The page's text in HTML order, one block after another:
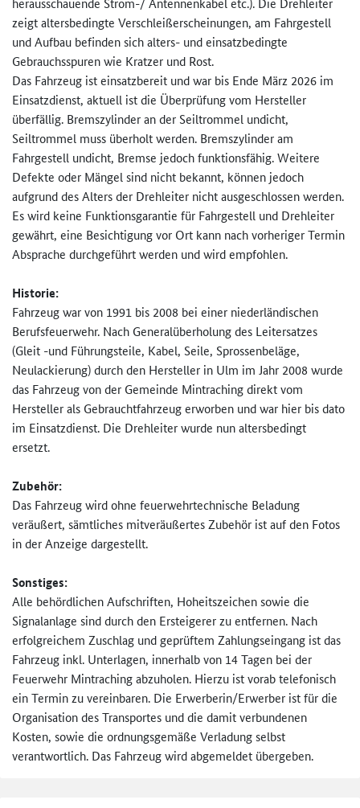
zeigt altersbedingte Verschleißerscheinungen, am Fahrgestell
und Aufbau befinden sich alters- und einsatzbedingte
Gebrauchsspuren wie Kratzer und Rost.
Das Fahrzeug ist einsatzbereit und war bis Ende März 2026 im
Einsatzdienst, aktuell ist die Überprüfung vom Hersteller
überfällig. Bremszylinder an der Seiltrommel undicht,
Seiltrommel muss überholt werden. Bremszylinder am
Fahrgestell undicht, Bremse jedoch funktionsfähig. Weitere
Defekte oder Mängel sind nicht bekannt, können jedoch
aufgrund des Alters der Drehleiter nicht ausgeschlossen werden.
Es wird keine Funktionsgarantie für Fahrgestell und Drehleiter
gewährt, eine Besichtigung vor Ort kann nach vorheriger Termin
Absprache durchgeführt werden und wird empfohlen.
Historie:
Fahrzeug war von 1991 bis 2008 bei einer niederländischen
Berufsfeuerwehr. Nach Generalüberholung des Leitersatzes
(Gleit -und Führungsteile, Kabel, Seile, Sprossenbeläge,
Neulackierung) durch den Hersteller in Ulm im Jahr 2008 wurde
das Fahrzeug von der Gemeinde Mintraching direkt vom
Hersteller als Gebrauchtfahrzeug erworben und war hier bis dato
im Einsatzdienst. Die Drehleiter wurde nun altersbedingt
ersetzt.
Zubehör:
Das Fahrzeug wird ohne feuerwehrtechnische Beladung
veräußert, sämtliches mitveräußertes Zubehör ist auf den Fotos
in der Anzeige dargestellt.
Sonstiges:
Alle behördlichen Aufschriften, Hoheitszeichen sowie die
Signalanlage sind durch den Ersteigerer zu entfernen. Nach
erfolgreichem Zuschlag und geprüftem Zahlungseingang ist das
Fahrzeug inkl. Unterlagen, innerhalb von 14 Tagen bei der
Feuerwehr Mintraching abzuholen. Hierzu ist vorab telefonisch
ein Termin zu vereinbaren. Die Erwerberin/Erwerber ist für die
Organisation des Transportes und die damit verbundenen
Kosten, sowie die ordnungsgemäße Verladung selbst
verantwortlich. Das Fahrzeug wird abgemeldet übergeben.